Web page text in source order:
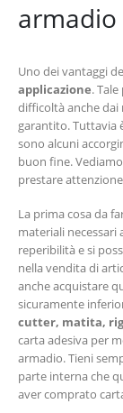
Uno dei vantaggi
applicazione.
difficoltà anche dai
garantito. Tuttavia
sono alcuni
buon fine.
prestare
La prima cosa da
materiali necessari
reperibilità e si
nella vendita di
anche acquistare
sicuramente
cutter, matita,
carta adesiva per
armadio. Tieni
parte interna che
aver comprato